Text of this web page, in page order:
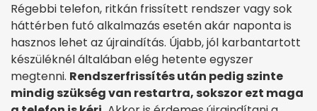
Régebbi telefon, ritkán frissített rendszer vagy sok
háttérben futó alkalmazás esetén akár naponta is
hasznos lehet az újraindítás. Újabb, jól karbantartott
készüléknél általában elég hetente egyszer
megtenni. Rendszerfrissítés után pedig szinte
mindig szükség van restartra, sokszor ezt maga